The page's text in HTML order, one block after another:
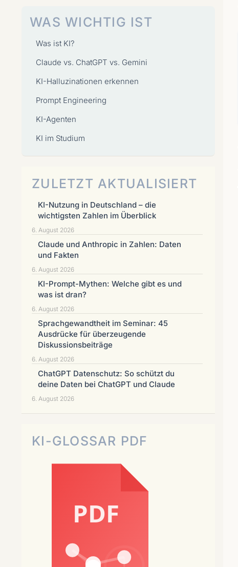
WAS WICHTIG IST
Was ist KI?
Claude vs. ChatGPT vs. Gemini
KI-Halluzinationen erkennen
Prompt Engineering
KI-Agenten
KI im Studium
ZULETZT AKTUALISIERT
KI-Nutzung in Deutschland – die
wichtigsten Zahlen im Überblick
6. August 2026
Claude und Anthropic in Zahlen: Daten
und Fakten
6. August 2026
KI-Prompt-Mythen: Welche gibt es und
was ist dran?
6. August 2026
Sprachgewandtheit im Seminar: 45
Ausdrücke für überzeugende
Diskussionsbeiträge
6. August 2026
ChatGPT Datenschutz: So schützt du
deine Daten bei ChatGPT und Claude
6. August 2026
KI-GLOSSAR PDF